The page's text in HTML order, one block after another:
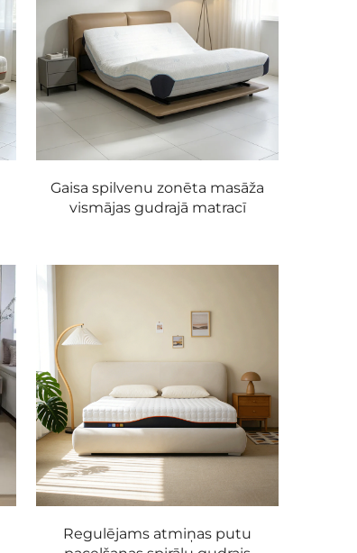
Gaisa spilvenu zonēta masāža
vismājas gudrajā matracī
Regulējams atmiņas putu